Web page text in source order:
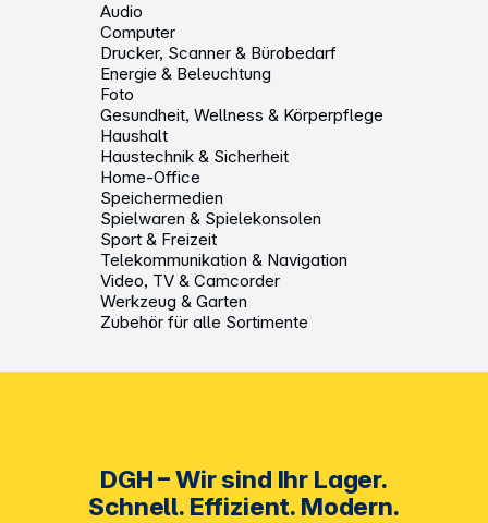
Audio
Computer
Drucker, Scanner & Bürobedarf
Energie & Beleuchtung
Foto
Gesundheit, Wellness & Körperpflege
Haushalt
Haustechnik & Sicherheit
Home-Office
Speichermedien
Spielwaren & Spielekonsolen
Sport & Freizeit
Telekommunikation & Navigation
Video, TV & Camcorder
Werkzeug & Garten
Zubehör für alle Sortimente
DGH – Wir sind Ihr Lager.
Schnell. Effizient. Modern.
Informationen